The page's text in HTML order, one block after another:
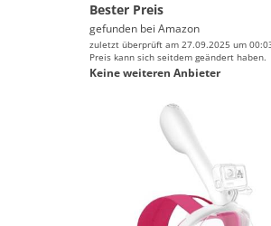
Bester Preis
gefunden bei Amazon
zuletzt überprüft am 27.09.2025 um
Preis kann sich seitdem geändert haben.
Keine weiteren Anbieter